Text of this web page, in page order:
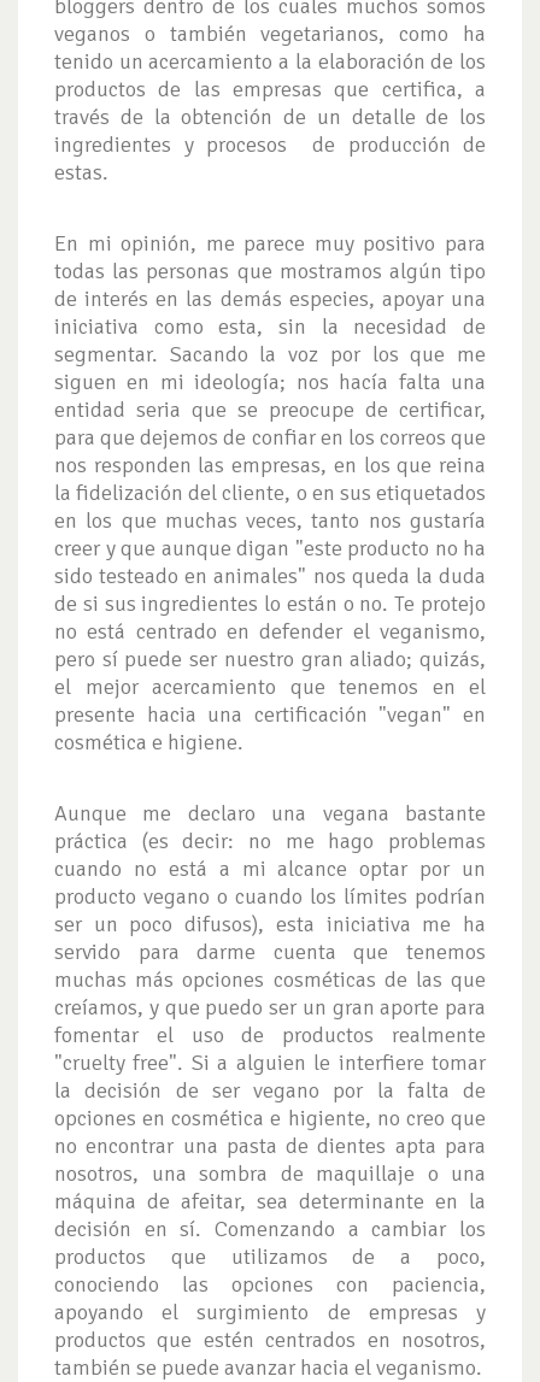
bloggers dentro de los cuales muchos somos
veganos o también vegetarianos, como ha
tenido un acercamiento a la elaboración de los
productos de las empresas que certifica, a
través de la obtención de un detalle de los
ingredientes y procesos de producción de
estas.
En mi opinión, me parece muy positivo para
todas las personas que mostramos algún tipo
de interés en las demás especies, apoyar una
iniciativa como esta, sin la necesidad de
segmentar. Sacando la voz por los que me
siguen en mi ideología; nos hacía falta una
entidad seria que se preocupe de certificar,
para que dejemos de confiar en los correos que
nos responden las empresas, en los que reina
la fidelización del cliente, o en sus etiquetados
en los que muchas veces, tanto nos gustaría
creer y que aunque digan "este producto no ha
sido testeado en animales" nos queda la duda
de si sus ingredientes lo están o no. Te protejo
no está centrado en defender el veganismo,
pero sí puede ser nuestro gran aliado; quizás,
el mejor acercamiento que tenemos en el
presente hacia una certificación "vegan" en
cosmética e higiene.
Aunque me declaro una vegana bastante
práctica (es decir: no me hago problemas
cuando no está a mi alcance optar por un
producto vegano o cuando los límites podrían
ser un poco difusos), esta iniciativa me ha
servido para darme cuenta que tenemos
muchas más opciones cosméticas de las que
creíamos, y que puedo ser un gran aporte para
fomentar el uso de productos realmente
"cruelty free". Si a alguien le interfiere tomar
la decisión de ser vegano por la falta de
opciones en cosmética e higiente, no creo que
no encontrar una pasta de dientes apta para
nosotros, una sombra de maquillaje o una
máquina de afeitar, sea determinante en la
decisión en sí. Comenzando a cambiar los
productos que utilizamos de a poco,
conociendo las opciones con paciencia,
apoyando el surgimiento de empresas y
productos que estén centrados en nosotros,
también se puede avanzar hacia el veganismo.